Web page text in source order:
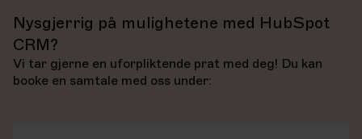
Nysgjerrig på mulighetene med HubSpot
CRM?
Vi tar gjerne en uforpliktende prat med deg! Du kan
booke en samtale med oss under: